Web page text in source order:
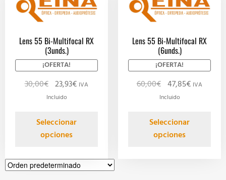
Lens 55 Bi-Multifocal RX
(3unds.)
¡OFERTA!
30,00€ 23,93€ IVA
Incluido
Seleccionar
opciones
Lens 55 Bi-Multifocal RX
(6unds.)
¡OFERTA!
60,00€ 47,85€ IVA
Incluido
Seleccionar
opciones